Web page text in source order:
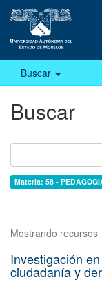
Buscar
Buscar
Materia: 58 -
Mostrando recursos
Investigación
ciudadanía y